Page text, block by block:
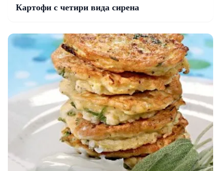
Картофи с четири вида сирена